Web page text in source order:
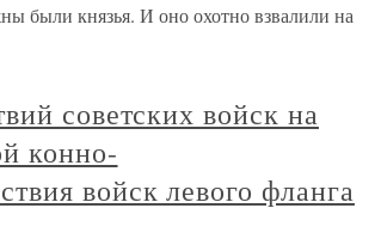
были князья. И оно охотно взвалили на
советских войск на
конно-
войск левого фланга